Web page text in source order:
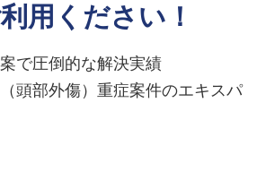
用ください！
で圧倒的な解決実績
頭部外傷）重症案件のエキスパ